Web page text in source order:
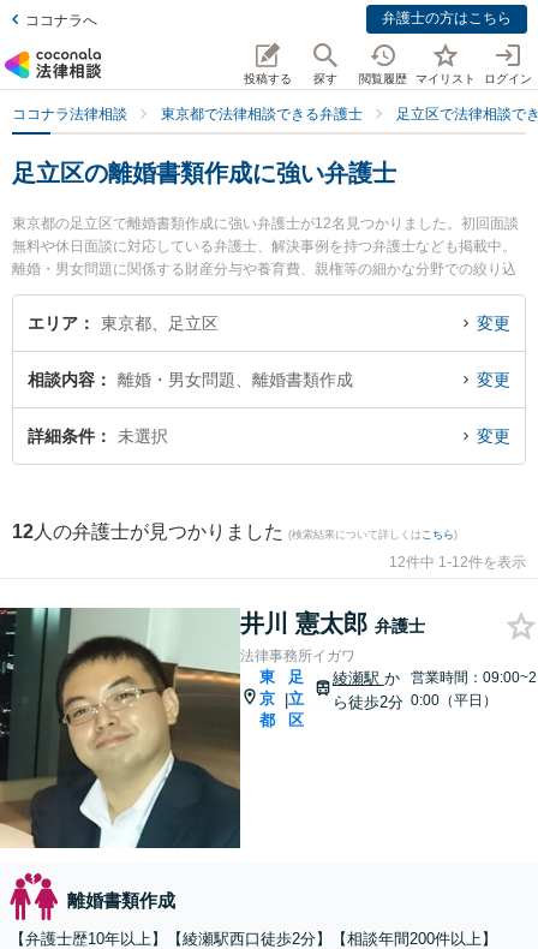
ココナラへ 弁護士の方はこちら
投稿する 探す 閲覧履歴 マイリスト ログイン
ココナラ法律相談 東京都で法律相談できる弁護士 足立区で法律相談で
足立区の離婚書類作成に強い弁護士
東京都の足立区で離婚書類作成に強い弁護士が12名見つかりました。初回面談
無料や休日面談に対応している弁護士、解決事例を持つ弁護士なども掲載中。
離婚・男女問題に関係する財産分与や養育費、親権等の細かな分野での絞り込
み検索もでき便利です。特に法律事務所イガワの井川 憲太郎弁護士や石塚法律
事務所の石塚 大介弁護士、ベリーベスト法律事務所 北千住オフィスの藤井 菜
相談したい』『離婚書類作成のトラブル解決の実績豊富な近くの弁護士を検索
したい』『初回相談無料で離婚書類作成を法律相談できる足立区内の弁護士に
相談予約したい』などでお困りの相談者さんにおすすめです。
エリア 東京都、足立区 変更
相談内容 離婚・男女問題、離婚書類作成 変更
詳細条件 未選択 変更
12 人の弁護士が見つかりました (検索結果について詳しくは こちら)
12件中 1-12件を表示
井川 憲太郎 弁護士
法律事務所イガワ
東
京
都
|
足
立
区
綾瀬駅 か
ら徒歩2分
営業時間：09:00~2
0:00（平日）
離婚書類作成
【弁護士歴10年以上】【綾瀬駅西口徒歩2分】【相談年間200件以上】